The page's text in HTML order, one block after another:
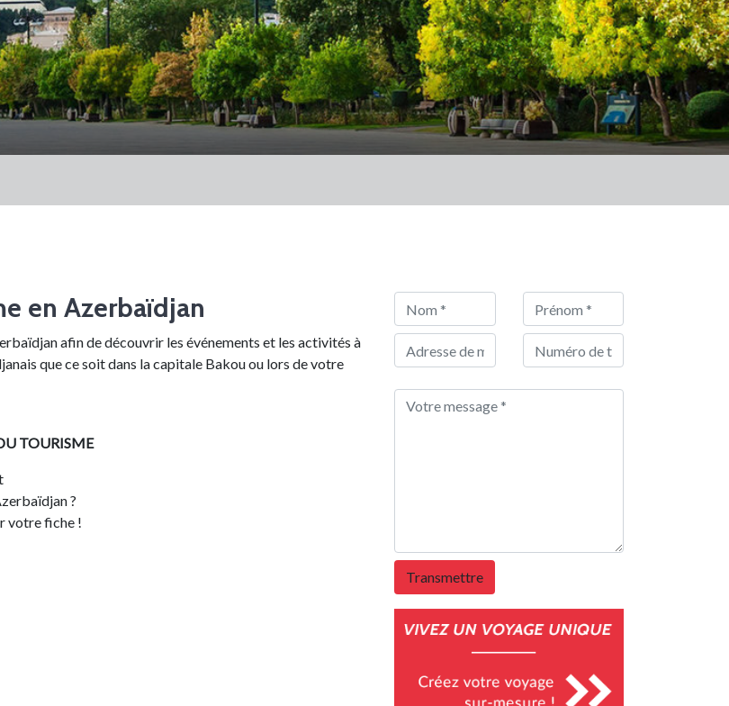
en Azerbaïdjan
afin de découvrir les événements et les activités à
que ce soit dans la capitale Bakou ou lors de votre
TOURISME
?
votre fiche !